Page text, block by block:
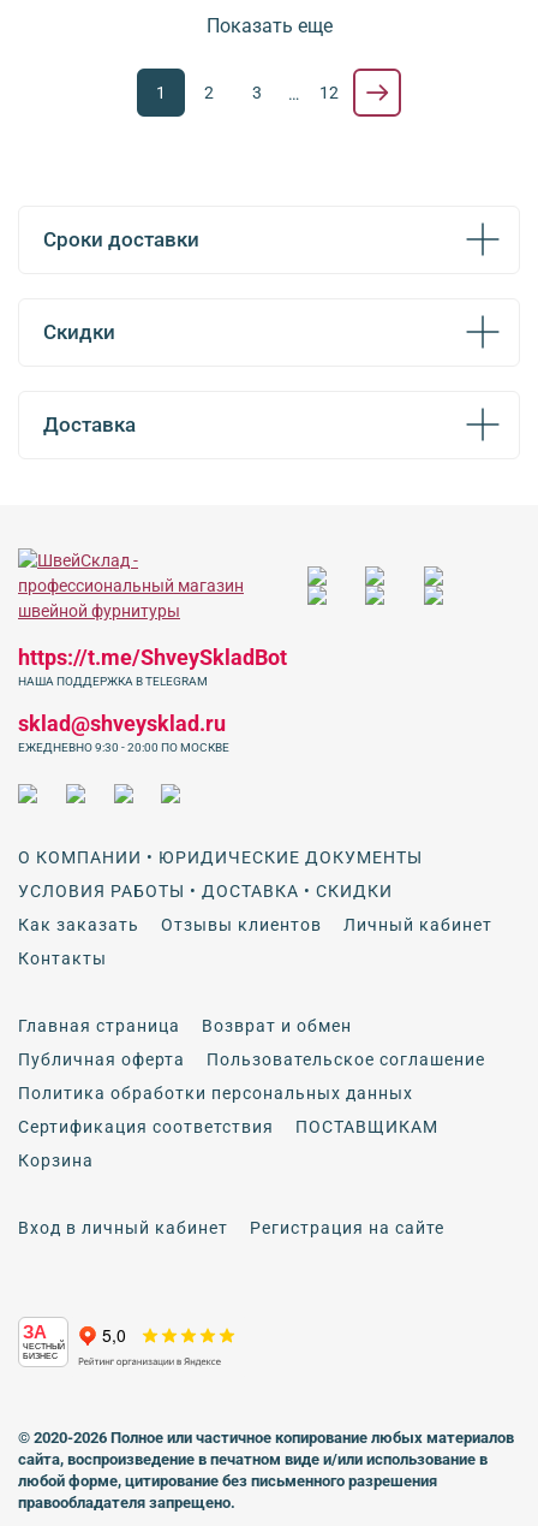
Показать еще
1 2 3 … 12
Сроки доставки
Скидки
Доставка
О КОМПАНИИ • ЮРИДИЧЕСКИЕ ДОКУМЕНТЫ
УСЛОВИЯ РАБОТЫ • ДОСТАВКА • СКИДКИ
Как заказать
Отзывы клиентов
Личный кабинет
Контакты
Главная страница
Возврат и обмен
Публичная оферта
Пользовательское соглашение
Политика обработки персональных данных
Сертификация соответствия
ПОСТАВЩИКАМ
Корзина
Вход в личный кабинет Регистрация на сайте
https://t.me/ShveySkladBot
НАША ПОДДЕРЖКА В TELEGRAM
sklad@shveysklad.ru
ЕЖЕДНЕВНО 9:30 - 20:00 ПО МОСКВЕ
ЗА
ЧЕСТНЫЙ
БИЗНЕС
© 2020-2026 Полное или частичное копирование любых материалов
сайта, воспроизведение в печатном виде и/или использование в
любой форме, цитирование без письменного разрешения
правообладателя запрещено.